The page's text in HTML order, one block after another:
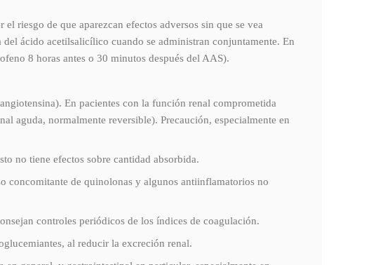
riesgo de que aparezcan efectos adversos sin que se vea
ácido acetilsalicílico cuando se administran conjuntamente. En
8 horas antes o 30 minutos después del AAS).
En pacientes con la función renal comprometida
aguda, normalmente reversible). Precaución, especialmente en
no tiene efectos sobre cantidad absorbida.
concomitante de quinolonas y algunos antiinflamatorios no
controles periódicos de los índices de coagulación.
al reducir la excreción renal.